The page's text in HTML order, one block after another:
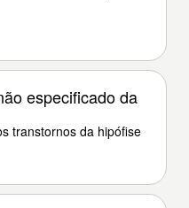
especificado da
transtornos da hipófise